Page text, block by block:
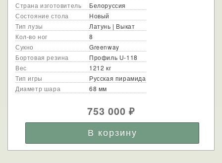
Страна изготовитель
Белоруссия
Состояние стола
Новый
Тип лузы
Латунь | Выкат
Кол-во ног
8
Сукно
Greenway
Бортовая резина
Профиль U-118
Вес
1212 кг
Тип игры
Русская пирамида
Диаметр шара
68 мм
753 000₽